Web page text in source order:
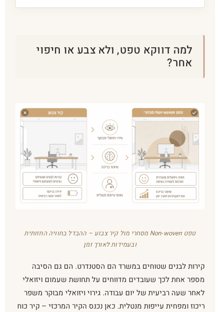
למה דווקא טפט, ולא צבע או חיפוי
אחר?
טפט Non-woven מסחרי מול קיר צבוע – ההבדל בחוויה החזותית
ובעמידות לאורך זמן
קירות לבנים שטוחים במשרד הם הסטנדרט. הם גם הסיבה
מספר אחת לכך שעובדים מדווחים על תחושת שעמום ויזואלי
לאחר שעה רביעית של יום עבודה. גירוי ויזואלי מבוקר משפר
ריכוז ומפחית עייפות מנטלית. כאן נכנס הקיר המרכזי – קיר כוח